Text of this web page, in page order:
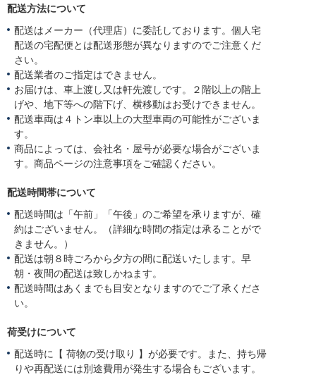
配送方法について
配送はメーカー（代理店）に委託しております。個人宅
配送の宅配便とは配送形態が異なりますのでご注意くだ
さい。
配送業者のご指定はできません。
お届けは、車上渡し又は軒先渡しです。２階以上の階上
げや、地下等への階下げ、横移動はお受けできません。
配送車両は４トン車以上の大型車両の可能性がございま
す。
商品によっては、会社名・屋号が必要な場合がございま
す。商品ページの注意事項をご確認ください。
配送時間帯について
配送時間は「午前」「午後」のご希望を承りますが、確
約はございません。（詳細な時間の指定は承ることがで
きません。）
配送は朝８時ごろから夕方の間に配送いたします。早
朝・夜間の配送は致しかねます。
配送時間はあくまでも目安となりますのでご了承くださ
い。
荷受けについて
配送時に【 荷物の受け取り 】が必要です。また、持ち帰
りや再配送には別途費用が発生する場合もございます。